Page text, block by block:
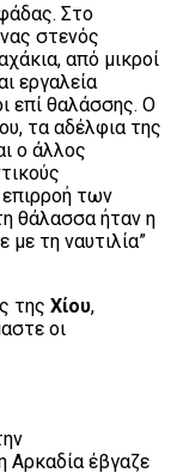
Στο
στενός
από μικροί
εργαλεία
επί θαλάσσης. Ο
τα αδέλφια της
ο άλλος
των
θάλασσα ήταν η
με τη ναυτιλία”
της Χίου,
οι
Αρκαδία έβγαζε